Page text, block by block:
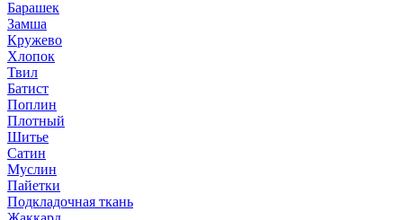
Барашек
Замша
Кружево
Хлопок
Твил
Батист
Поплин
Плотный
Шитье
Сатин
Муслин
Пайетки
Подкладочная ткань